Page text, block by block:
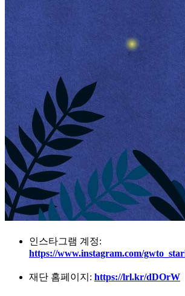
인스타그램 계정:
https://www.instagram.com/
재단 홈페이지: https://lrl.kr/dDOrW